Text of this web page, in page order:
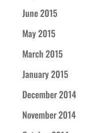
June 2015
May 2015
March 2015
January 2015
December 2014
November 2014